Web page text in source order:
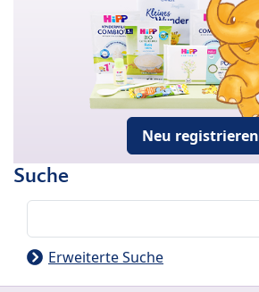
Neu registrieren
Suche
Erweiterte Suche